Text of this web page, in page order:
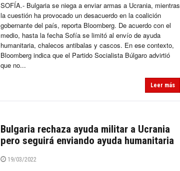
SOFÍA.- Bulgaria se niega a enviar armas a Ucrania, mientras
la cuestión ha provocado un desacuerdo en la coalición
gobernante del país, reporta Bloomberg. De acuerdo con el
medio, hasta la fecha Sofía se limitó al envío de ayuda
humanitaria, chalecos antibalas y cascos. En ese contexto,
Bloomberg indica que el Partido Socialista Búlgaro advirtió
que no...
Leer más
Bulgaria rechaza ayuda militar a Ucrania
pero seguirá enviando ayuda humanitaria
19/03/2022